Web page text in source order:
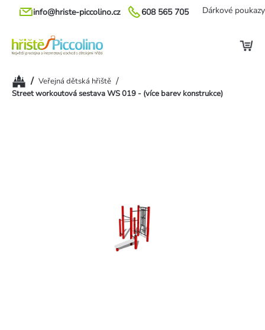
Přejít
608 565 705
info@hriste-piccolino.cz Dárkové poukazy
Domů/ Veřejná dětská hřiště /
Street workoutová sestava WS 019 - (více barev konstrukce)